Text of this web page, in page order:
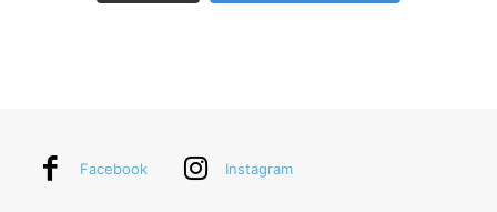
Facebook Instagram